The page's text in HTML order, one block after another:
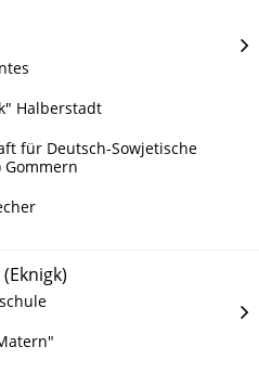
Halberstadt
für Deutsch-Sowjetische
Gommern
(Eknigk)